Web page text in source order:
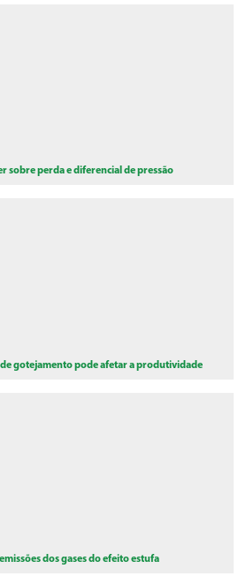
sobre perda e diferencial de pressão
gotejamento pode afetar a produtividade
dos gases do efeito estufa